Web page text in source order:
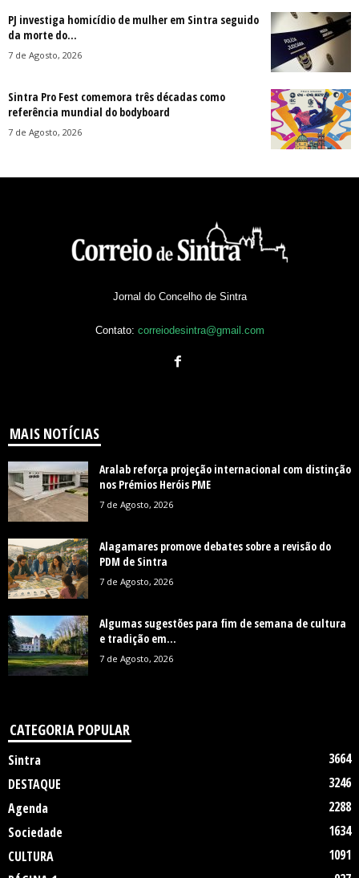
PJ investiga homicídio de mulher em Sintra seguido
da morte do...
7 de Agosto, 2026
Sintra Pro Fest comemora três décadas como
referência mundial do bodyboard
7 de Agosto, 2026
Jornal do Concelho de Sintra
Contato: correiodesintra@gmail.com
MAIS NOTÍCIAS
Aralab reforça projeção internacional com distinção
nos Prémios Heróis PME
7 de Agosto, 2026
Alagamares promove debates sobre a revisão do
PDM de Sintra
7 de Agosto, 2026
Algumas sugestões para fim de semana de cultura
e tradição em...
7 de Agosto, 2026
CATEGORIA POPULAR
Sintra
3664
DESTAQUE
3246
Agenda
2288
Sociedade
1634
CULTURA
1091